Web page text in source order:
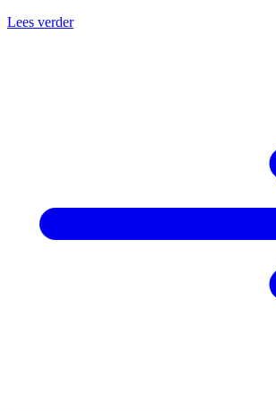
Lees verder